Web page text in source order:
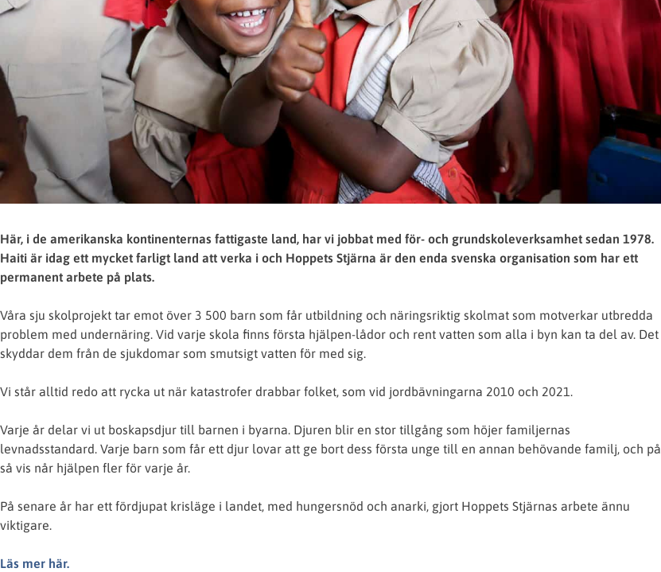
Här, i de amerikanska kontinenternas fattigaste land, har vi jobbat med för- och grundskoleverksamhet sedan 1978.
Haiti är idag ett mycket farligt land att verka i och Hoppets Stjärna är den enda svenska organisation som har ett
permanent arbete på plats.
Våra sju skolprojekt tar emot över 3 500 barn som får utbildning och näringsriktig skolmat som motverkar utbredda
problem med undernäring. Vid varje skola finns första hjälpen-lådor och rent vatten som alla i byn kan ta del av. Det
skyddar dem från de sjukdomar som smutsigt vatten för med sig.
Vi står alltid redo att rycka ut när katastrofer drabbar folket, som vid jordbävningarna 2010 och 2021.
Varje år delar vi ut boskapsdjur till barnen i byarna. Djuren blir en stor tillgång som höjer familjernas
levnadsstandard. Varje barn som får ett djur lovar att ge bort dess första unge till en annan behövande familj, och på
så vis når hjälpen fler för varje år.
På senare år har ett fördjupat krisläge i landet, med hungersnöd och anarki, gjort Hoppets Stjärnas arbete ännu
viktigare.
Läs mer här.